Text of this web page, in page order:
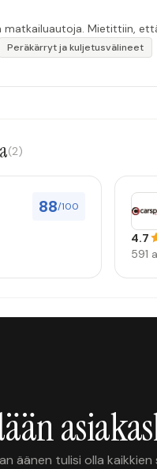
matkailuautoja. Mietittiin,
Peräkärryt ja kuljetusvälineet
(2)
88/100
4.7
591
äänen tulisi olla